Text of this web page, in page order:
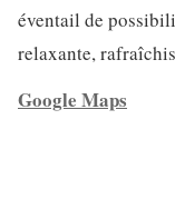
éventail de
relaxante,
Google Maps